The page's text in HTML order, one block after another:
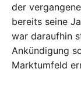
der
bereits seine
war daraufhin
Ankündigung
Marktumfeld